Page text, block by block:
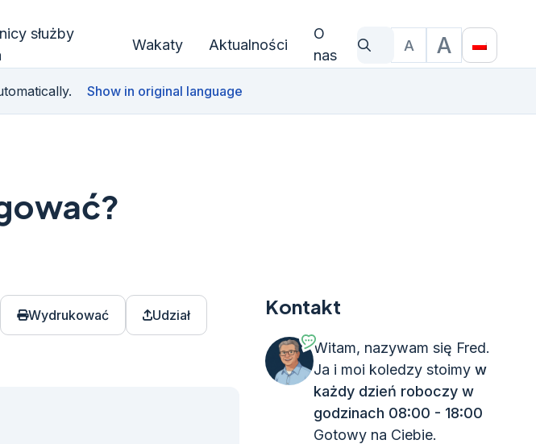
służby
Wakaty Aktualności
O
nas
Czego szukasz?
Rozmiar czcionki
A A
Show in original language
Wydrukować Udział Kontakt
Witam, nazywam się Fred.
Ja i moi koledzy stoimy w
każdy dzień roboczy w
godzinach 08:00 - 18:00
Gotowy na Ciebie.